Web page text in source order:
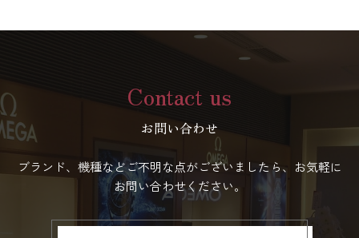
Contact us
お問い合わせ
ブランド、機種などご不明な点がございましたら、お気軽に
お問い合わせください。